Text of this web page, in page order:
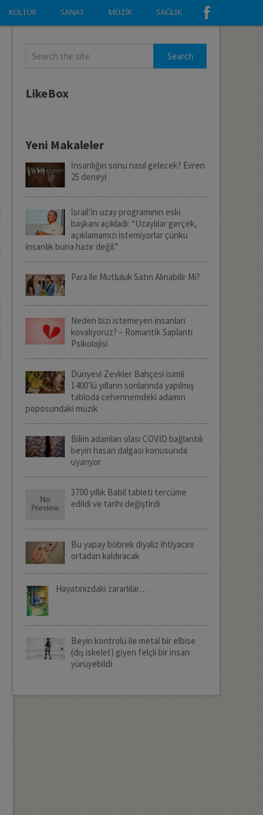
KÜLTÜR SANAT MÜZIK SAĞLIK
LikeBox
Yeni Makaleler
İnsanlığın sonu nasıl gelecek? Evren
25 deneyi
İsrail’in uzay programının eski
başkanı açıkladı: “Uzaylılar gerçek,
açıklamamızı istemiyorlar çünkü
insanlık buna hazır değil.”
Para ile Mutluluk Satın Alınabilir Mi?
Neden bizi istemeyen insanları
kovalıyoruz? – Romantik Saplantı
Psikolojisi
Dünyevi Zevkler Bahçesi isimli
1400’lü yılların sonlarında yapılmış
tabloda cehennemdeki adamın
poposundaki müzik
Bilim adamları olası COVID bağlantılı
beyin hasarı dalgası konusunda
uyarıyor
3700 yıllık Babil tableti tercüme
edildi ve tarihi değiştirdi
Bu yapay böbrek diyaliz ihtiyacını
ortadan kaldıracak
Hayatınızdaki zararlılar…
Beyin kontrolü ile metal bir elbise
(dış iskelet) giyen felçli bir insan
yürüyebildi